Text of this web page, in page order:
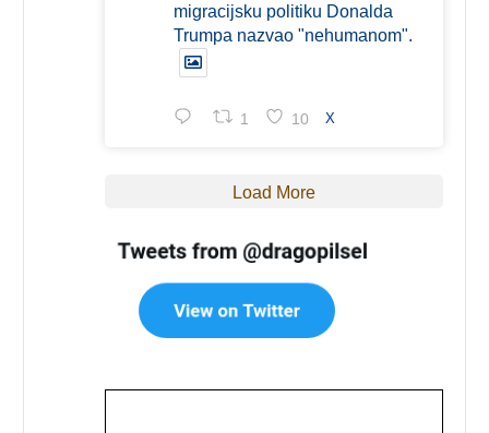
migracijsku politiku Donalda
Trumpa nazvao "nehumanom".
1 10 X
Load More